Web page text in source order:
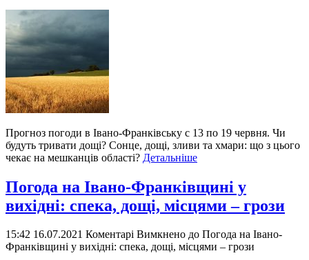
Прогноз погоди в Івано-Франківську с 13 по 19 червня. Чи
будуть тривати дощі? Сонце, дощі, зливи та хмари: що з цього
чекає на мешканців області? Детальніше
Погода на Івано-Франківщині у
вихідні: спека, дощі, місцями – грози
15:42 16.07.2021 Коментарі Вимкнено до Погода на Івано-
Франківщині у вихідні: спека, дощі, місцями – грози